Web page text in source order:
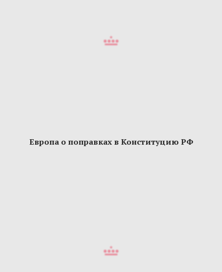
Европа о поправках в Конституцию РФ